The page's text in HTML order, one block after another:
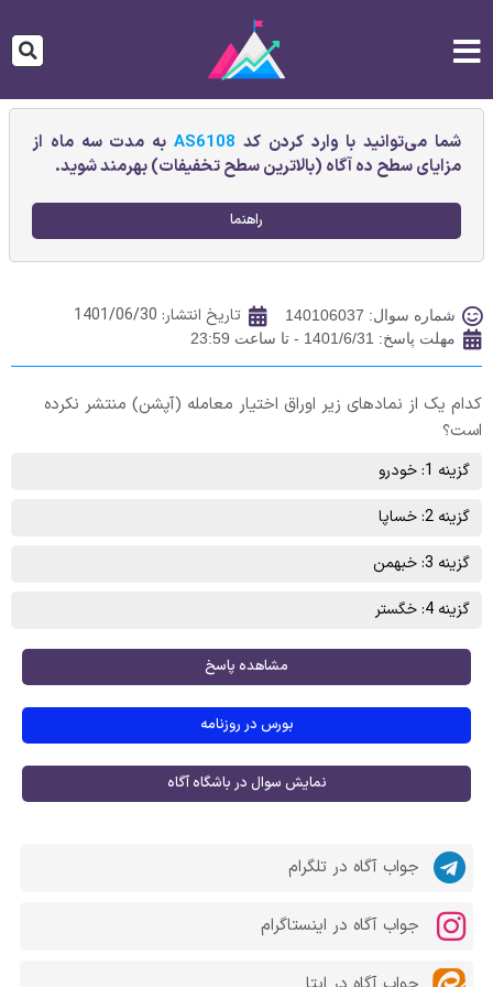
شما می‌توانید با وارد کردن کد AS6108به مدت سه ماه از
مزایای سطح ده آگاه (بالاترین سطح تخفیفات) بهرمند شوید.
راهنما
شماره سوال: 140106037 تاریخ انتشار: 1401/06/30
مهلت پاسخ: 1401/6/31 - تا ساعت 23:59
کدام یک از نمادهای زیر اوراق اختیار معامله (آپشن) منتشر نکرده
است؟
گزینه 1: خودرو
گزینه 2: خساپا
گزینه 3: خبهمن
گزینه 4: خگستر
مشاهده پاسخ
بورس در روزنامه
نمایش سوال در باشگاه آگاه
جواب آگاه در تلگرام
جواب آگاه در اینستاگرام